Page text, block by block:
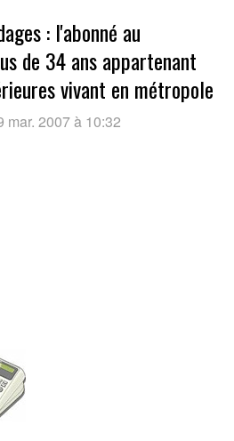
: l'abonné au
de 34 ans appartenant
vivant en métropole
mar. 2007 à 10:32